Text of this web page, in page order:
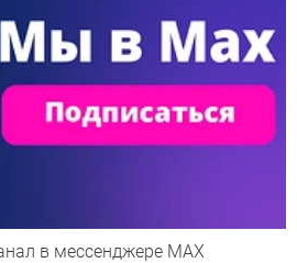
в мессенджере МАХ